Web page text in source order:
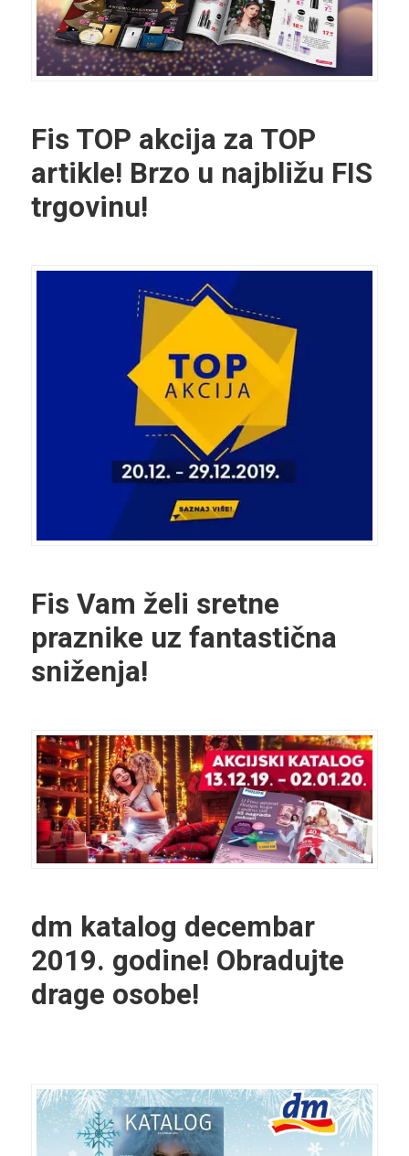
Fis TOP akcija za TOP
artikle! Brzo u najbližu FIS
trgovinu!
Fis Vam želi sretne
praznike uz fantastična
sniženja!
dm katalog decembar
2019. godine! Obradujte
drage osobe!